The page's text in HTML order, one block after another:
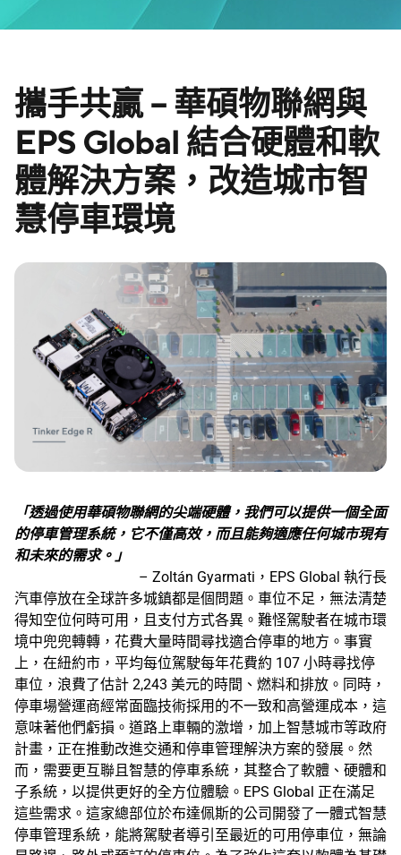
攜手共贏 – 華碩物聯網與
EPS Global 結合硬體和軟
體解決方案，改造城市智
慧停車環境
「透過使用華碩物聯網的尖端硬體，我們可以提供一個全面
的停車管理系統，它不僅高效，而且能夠適應任何城市現有
和未來的需求。」
– Zoltán Gyarmati，EPS Global 執行長
汽車停放在全球許多城鎮都是個問題。車位不足，無法清楚
得知空位何時可用，且支付方式各異。難怪駕駛者在城市環
境中兜兜轉轉，花費大量時間尋找適合停車的地方。事實
上，在紐約市，平均每位駕駛每年花費約 107 小時尋找停
車位，浪費了估計 2,243 美元的時間、燃料和排放。同時，
停車場營運商經常面臨技術採用的不一致和高營運成本，這
意味著他們虧損。道路上車輛的激增，加上智慧城市等政府
計畫，正在推動改進交通和停車管理解決方案的發展。然
而，需要更互聯且智慧的停車系統，其整合了軟體、硬體和
子系統，以提供更好的全方位體驗。EPS Global 正在滿足
這些需求。這家總部位於布達佩斯的公司開發了一體式智慧
停車管理系統，能將駕駛者導引至最近的可用停車位，無論